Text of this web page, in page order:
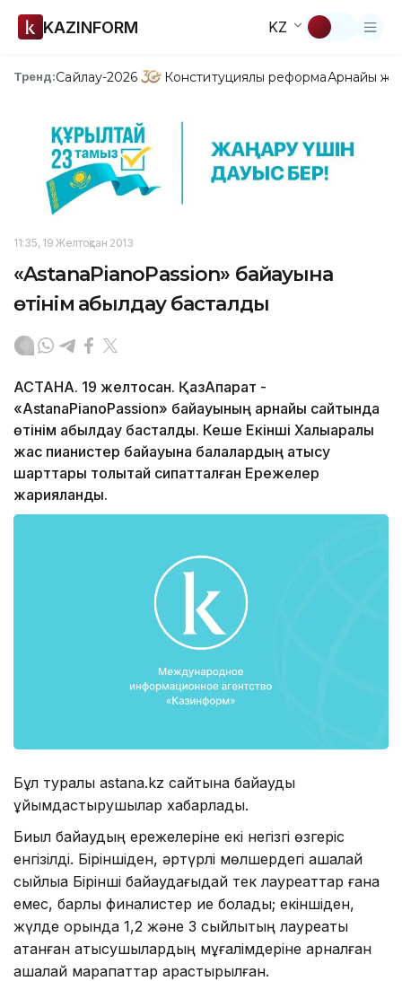
KAZINFORM KZ
Тренд:Сайлау-2026 Конституциялық реформаАрнайы
11:35, 19 Желтоқсан 2013
«AstanaPianoPassion» байқауына
өтінім қабылдау басталды
АСТАНА. 19 желтоқсан. ҚазАқпарат -
«AstanaPianoPassion» байқауының арнайы сайтында
өтінім қабылдау басталды. Кеше Екінші Халықаралық
жас пианистер байқауына балалардың қатысу
шарттары толықтай сипатталған Ережелер
жарияланды.
Бұл туралы astana.kz сайтына байқауды
ұйымдастырушылар хабарлады.
Биыл байқаудың ережелеріне екі негізгі өзгеріс
енгізілді. Біріншіден, әртүрлі мөлшердегі ақшалай
сыйлыққа Бірінші байқаудағыдай тек лауреаттар ғана
емес, барлық финалистер ие болады; екіншіден,
жүлде қорында 1,2 және 3 сыйлықтың лауреаты
атанған қатысушылардың мұғалімдеріне арналған
ақшалай марапаттар қарастырылған.